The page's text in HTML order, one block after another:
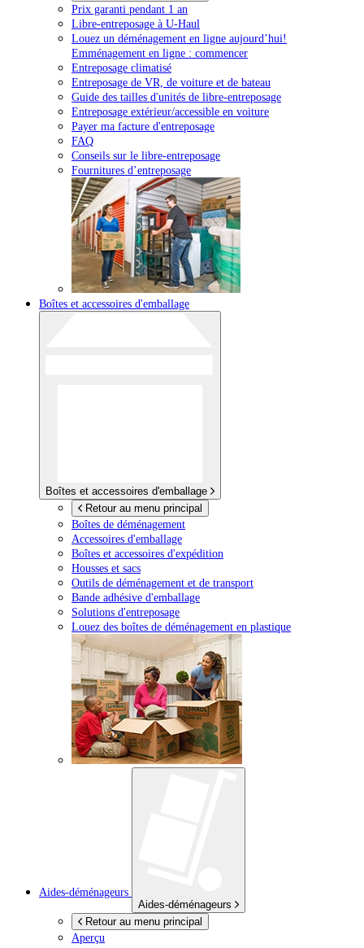
Prix garanti pendant 1 an
Libre-entreposage à U-Haul
Louez un déménagement en ligne aujourd’hui!
Emménagement en ligne : commencer
Entreposage climatisé
Entreposage de VR, de voiture et de bateau
Guide des tailles d'unités de libre-entreposage
Entreposage extérieur/accessible en voiture
Payer ma facture d'entreposage
FAQ
Conseils sur le libre-entreposage
Fournitures d’entreposage
Boîtes et accessoires d'emballage
Boîtes et accessoires d'emballage
Retour au menu principal
Boîtes de déménagement
Accessoires d'emballage
Boîtes et accessoires d'expédition
Housses et sacs
Outils de déménagement et de transport
Bande adhésive d'emballage
Solutions d'entreposage
Louez des boîtes de déménagement en plastique
Aides-déménageurs
Aides-déménageurs
Retour au menu principal
Aperçu